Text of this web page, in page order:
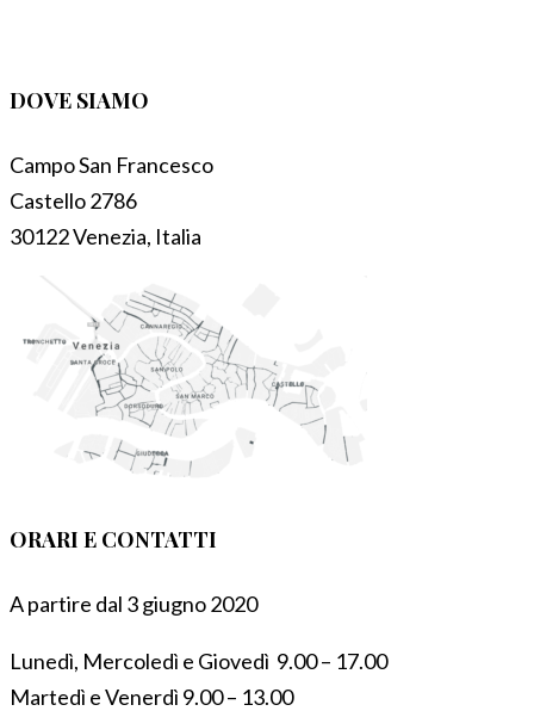
DOVE SIAMO
Campo San Francesco
Castello 2786
30122 Venezia, Italia
ORARI E CONTATTI
A partire dal 3 giugno 2020
Lunedì, Mercoledì e Giovedì 9.00 – 17.00
Martedì e Venerdì 9.00 – 13.00